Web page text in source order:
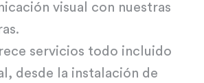
visual con nuestras
servicios todo incluido
desde la instalación de